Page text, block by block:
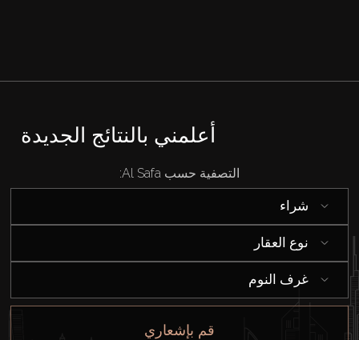
أعلمني بالنتائج الجديدة
التصفية حسب Al Safa:
شراء
نوع العقار
غرف النوم
قم بإشعاري